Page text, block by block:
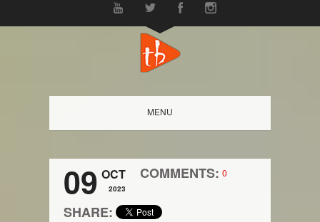
MENU
09 OCT
2023
COMMENTS: 0
SHARE: